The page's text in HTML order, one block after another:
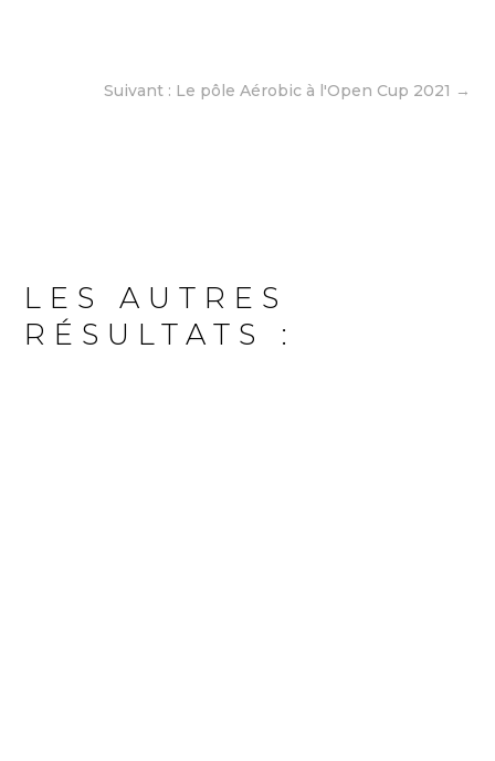
Suivant : Le pôle Aérobic à l'Open Cup 2021 →
LES AUTRES
RÉSULTATS :